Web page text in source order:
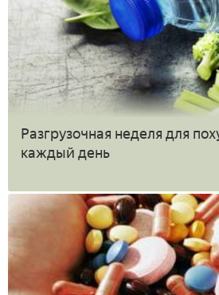
Разгрузочная неделя для
каждый день